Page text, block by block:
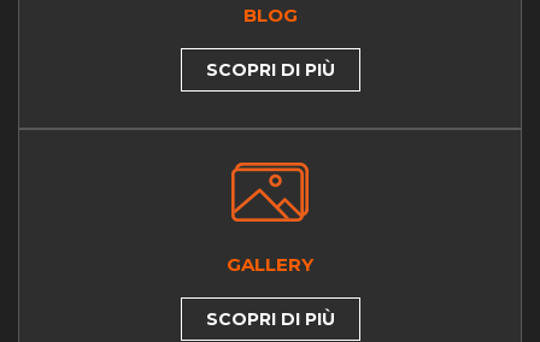
BLOG
SCOPRI DI PIÙ
GALLERY
SCOPRI DI PIÙ